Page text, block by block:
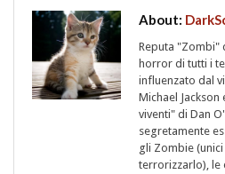
About:
Reputa "Zombi"
horror di tutti i
influenzato dal
Michael
viventi" di Dan
segretamente
gli Zombie
terrorizzarlo), le